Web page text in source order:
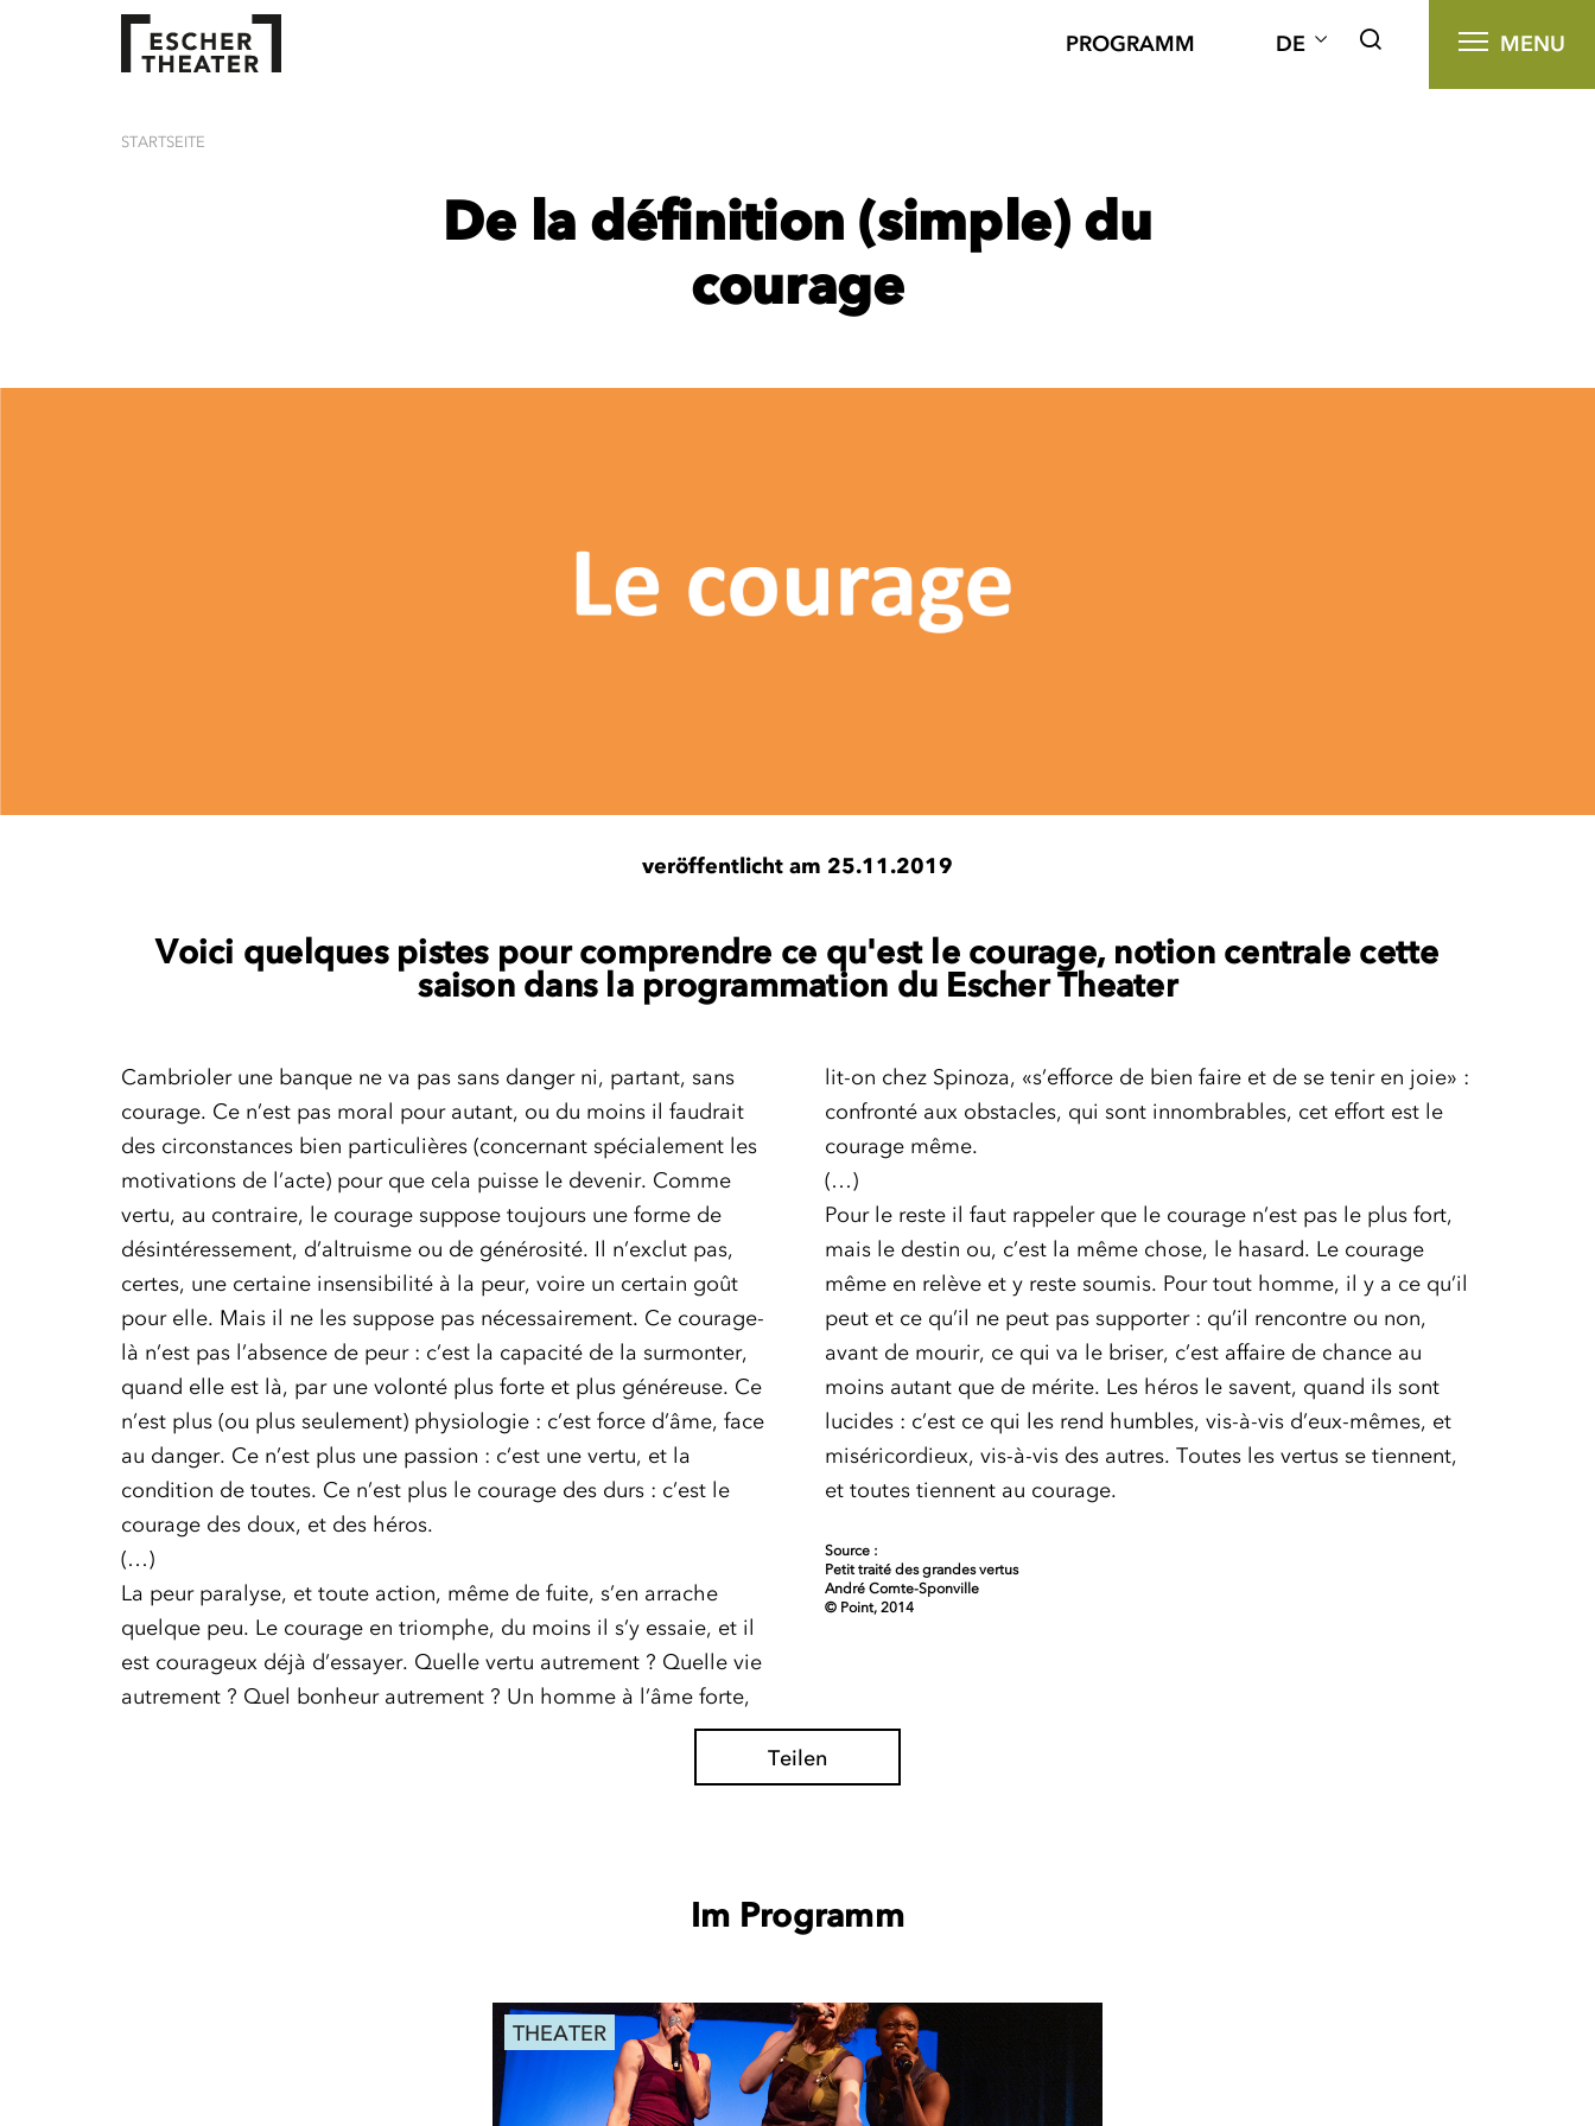
PROGRAMM DE MENU
STARTSEITE
De la définition (simple) du
courage
veröffentlicht am 25.11.2019
Voici quelques pistes pour comprendre ce qu'est le courage, notion centrale cette
saison dans la programmation du Escher Theater
Cambrioler une banque ne va pas sans danger ni, partant, sans
courage. Ce n’est pas moral pour autant, ou du moins il faudrait
des circonstances bien particulières (concernant spécialement les
motivations de l’acte) pour que cela puisse le devenir. Comme
vertu, au contraire, le courage suppose toujours une forme de
désintéressement, d’altruisme ou de générosité. Il n’exclut pas,
certes, une certaine insensibilité à la peur, voire un certain goût
pour elle. Mais il ne les suppose pas nécessairement. Ce courage-
là n’est pas l’absence de peur : c’est la capacité de la surmonter,
quand elle est là, par une volonté plus forte et plus généreuse. Ce
n’est plus (ou plus seulement) physiologie : c’est force d’âme, face
au danger. Ce n’est plus une passion : c’est une vertu, et la
condition de toutes. Ce n’est plus le courage des durs : c’est le
courage des doux, et des héros.
(…)
La peur paralyse, et toute action, même de fuite, s’en arrache
quelque peu. Le courage en triomphe, du moins il s’y essaie, et il
est courageux déjà d’essayer. Quelle vertu autrement ? Quelle vie
autrement ? Quel bonheur autrement ? Un homme à l’âme forte,
lit-on chez Spinoza, «s’efforce de bien faire et de se tenir en joie» :
confronté aux obstacles, qui sont innombrables, cet effort est le
courage même.
(…)
Pour le reste il faut rappeler que le courage n’est pas le plus fort,
mais le destin ou, c’est la même chose, le hasard. Le courage
même en relève et y reste soumis. Pour tout homme, il y a ce qu’il
peut et ce qu’il ne peut pas supporter : qu’il rencontre ou non,
avant de mourir, ce qui va le briser, c’est affaire de chance au
moins autant que de mérite. Les héros le savent, quand ils sont
lucides : c’est ce qui les rend humbles, vis-à-vis d’eux-mêmes, et
miséricordieux, vis-à-vis des autres. Toutes les vertus se tiennent,
et toutes tiennent au courage.
Source :
Petit traité des grandes vertus
André Comte-Sponville
© Point, 2014
Teilen
Im Programm
THEATER